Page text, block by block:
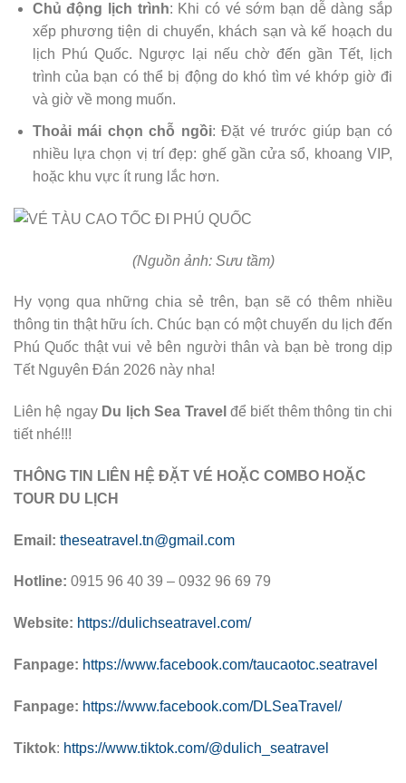
Chủ động lịch trình: Khi có vé sớm bạn dễ dàng sắp
xếp phương tiện di chuyển, khách sạn và kế hoạch du
lịch Phú Quốc. Ngược lại nếu chờ đến gần Tết, lịch
trình của bạn có thể bị động do khó tìm vé khớp giờ đi
và giờ về mong muốn.
Thoải mái chọn chỗ ngồi: Đặt vé trước giúp bạn có
nhiều lựa chọn vị trí đẹp: ghế gần cửa sổ, khoang VIP,
hoặc khu vực ít rung lắc hơn.
(Nguồn ảnh: Sưu tầm)
Hy vọng qua những chia sẻ trên, bạn sẽ có thêm nhiều
thông tin thật hữu ích. Chúc bạn có một chuyến du lịch đến
Phú Quốc thật vui vẻ bên người thân và bạn bè trong dịp
Tết Nguyên Đán 2026 này nha!
Liên hệ ngay Du lịch Sea Travel để biết thêm thông tin chi
tiết nhé!!!
THÔNG TIN LIÊN HỆ ĐẶT VÉ HOẶC COMBO HOẶC
TOUR DU LỊCH
Email: theseatravel.tn@gmail.com
Hotline: 0915 96 40 39 – 0932 96 69 79
Website: https://dulichseatravel.com/
Fanpage: https://www.facebook.com/taucaotoc.seatravel
Fanpage: https://www.facebook.com/DLSeaTravel/
Tiktok: https://www.tiktok.com/@dulich_seatravel